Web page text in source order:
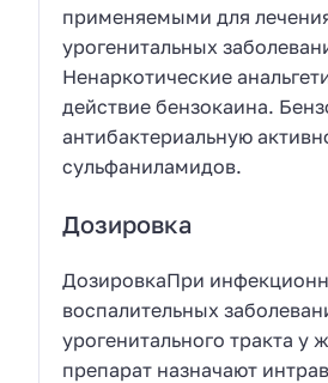
применяемыми для
урогенитальных
Ненаркотические
действие бензокаина.
антибактериальную
сульфаниламидов.
Дозировка
ДозировкаПри
воспалительных
урогенитального тракта у
препарат назначают